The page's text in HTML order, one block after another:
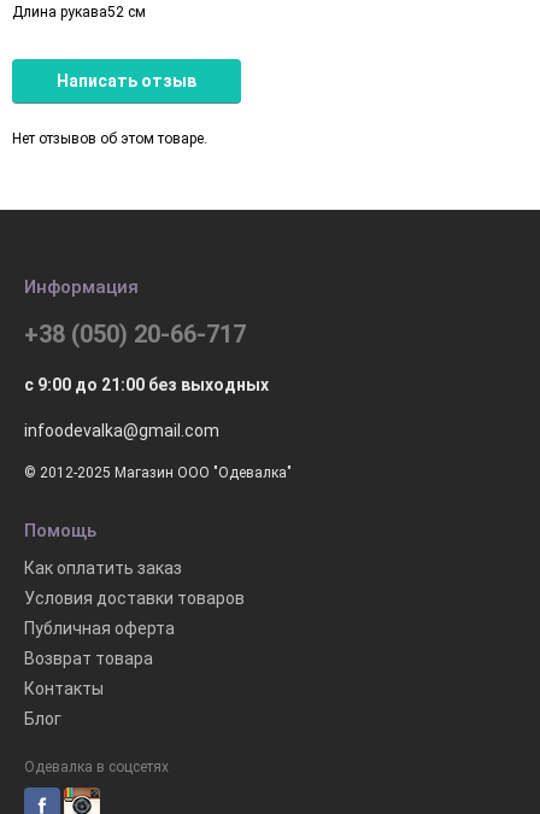
Длина рукава52 см
Написать отзыв
Нет отзывов об этом товаре.
Информация
+38 (050) 20-66-717
с 9:00 до 21:00 без выходных
infoodevalka@gmail.com
© 2012-2025 Магазин ООО "Одевалка"
Помощь
Как оплатить заказ
Условия доставки товаров
Публичная оферта
Возврат товара
Контакты
Блог
Одевалка в соцсетях